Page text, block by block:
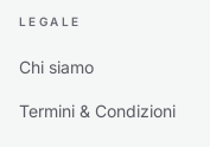
LEGALE
Chi siamo
Termini & Condizioni